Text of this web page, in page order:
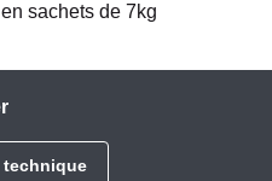
sachets de 7kg
technique